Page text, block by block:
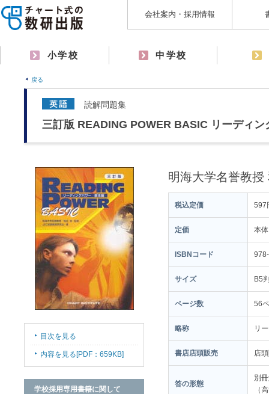
会社案内・採用情報
小学校 中学校
戻る
読解問題集
三訂版 READING POWER BASIC リーディン
明海大学名誉教
税込定価 597
定価 本
ISBNコード
サイズ B5
ページ数 56
略称 リ
書店店頭販売 店
答の形態
別
（
目次を見る
内容を見る[PDF：659KB]
学校採用専用書籍に関して